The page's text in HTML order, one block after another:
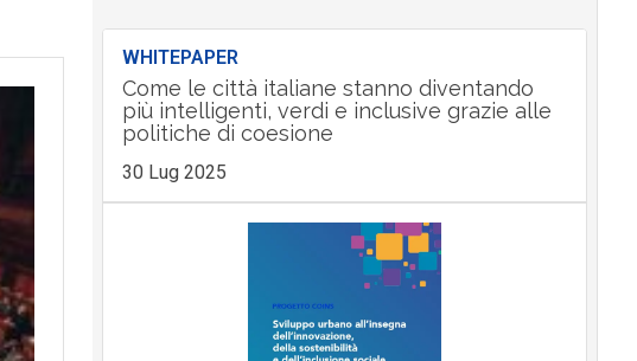
WHITEPAPER
Come le città italiane stanno diventando
più intelligenti, verdi e inclusive grazie alle
politiche di coesione
30 Lug 2025